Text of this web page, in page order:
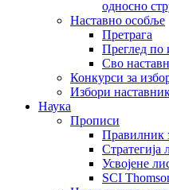
односно
Наставно особље
Претрага
Преглед по
Сво
Конкурси за
Избори
Наука
Прописи
Правилник
Стратегија
Усвојене
SCI